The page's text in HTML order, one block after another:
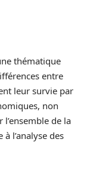
thématique
entre
leur survie par
non
de la
l’analyse des